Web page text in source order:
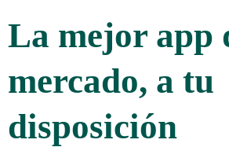
La mejor app
mercado, a tu
disposición